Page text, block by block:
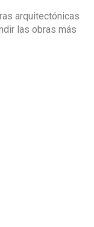
arquitectónicas
las obras más